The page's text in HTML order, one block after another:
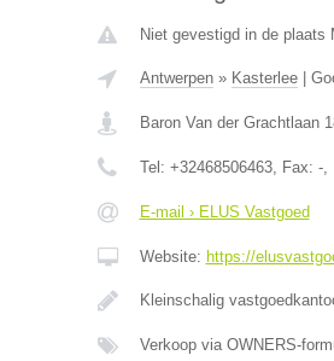
Niet gevestigd in de plaats
Antwerpen» Kasterlee|
Baron Van der Grachtlaan
Tel: +32468506463, Fax: -,
E-mail › ELUS Vastgoed
Website: https://
Kleinschalig
Verkoop via OWNERS-